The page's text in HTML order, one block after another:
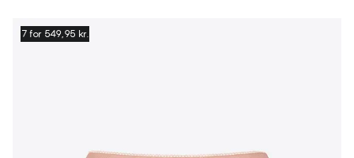
7 for 549,95 kr.